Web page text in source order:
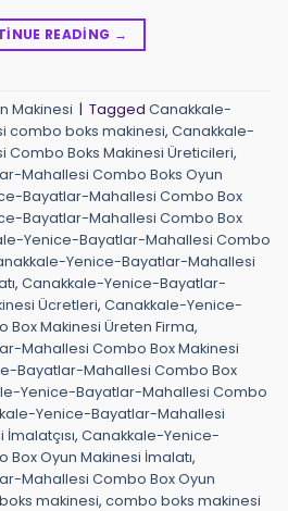
READING →
Makinesi | Tagged Canakkale-
combo boks makinesi, Canakkale-
Boks Makinesi Üreticileri,
Mahallesi Combo Boks Oyun
Bayatlar-Mahallesi Combo Box
Bayatlar-Mahallesi Combo Box
Yenice-Bayatlar-Mahallesi Combo
Yenice-Bayatlar-Mahallesi
, Canakkale-Yenice-Bayatlar-
Ücretleri, Canakkale-Yenice-
Makinesi Üreten Firma,
Mahallesi Combo Box Makinesi
Bayatlar-Mahallesi Combo Box
Yenice-Bayatlar-Mahallesi Combo
Yenice-Bayatlar-Mahallesi
, Canakkale-Yenice-
Oyun Makinesi İmalatı,
Mahallesi Combo Box Oyun
makinesi, combo boks makinesi